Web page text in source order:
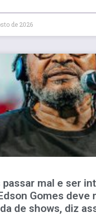
de 2026
passar mal e ser
Gomes deve
de shows, diz